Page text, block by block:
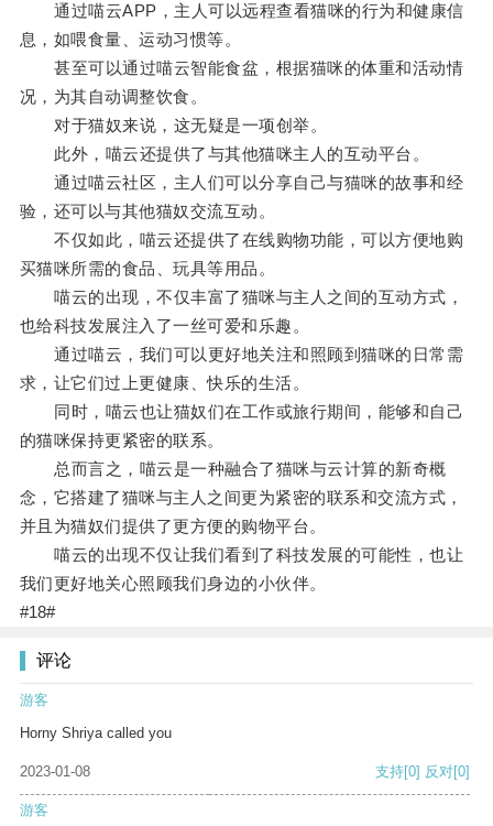
通过喵云APP，主人可以远程查看猫咪的行为和健康信
息，如喂食量、运动习惯等。
甚至可以通过喵云智能食盆，根据猫咪的体重和活动情
况，为其自动调整饮食。
对于猫奴来说，这无疑是一项创举。
此外，喵云还提供了与其他猫咪主人的互动平台。
通过喵云社区，主人们可以分享自己与猫咪的故事和经
验，还可以与其他猫奴交流互动。
不仅如此，喵云还提供了在线购物功能，可以方便地购
买猫咪所需的食品、玩具等用品。
喵云的出现，不仅丰富了猫咪与主人之间的互动方式，
也给科技发展注入了一丝可爱和乐趣。
通过喵云，我们可以更好地关注和照顾到猫咪的日常需
求，让它们过上更健康、快乐的生活。
同时，喵云也让猫奴们在工作或旅行期间，能够和自己
的猫咪保持更紧密的联系。
总而言之，喵云是一种融合了猫咪与云计算的新奇概
念，它搭建了猫咪与主人之间更为紧密的联系和交流方式，
并且为猫奴们提供了更方便的购物平台。
喵云的出现不仅让我们看到了科技发展的可能性，也让
我们更好地关心照顾我们身边的小伙伴。
#18#
评论
游客
Horny Shriya called you
2023-01-08 支持[0] 反对[0]
游客